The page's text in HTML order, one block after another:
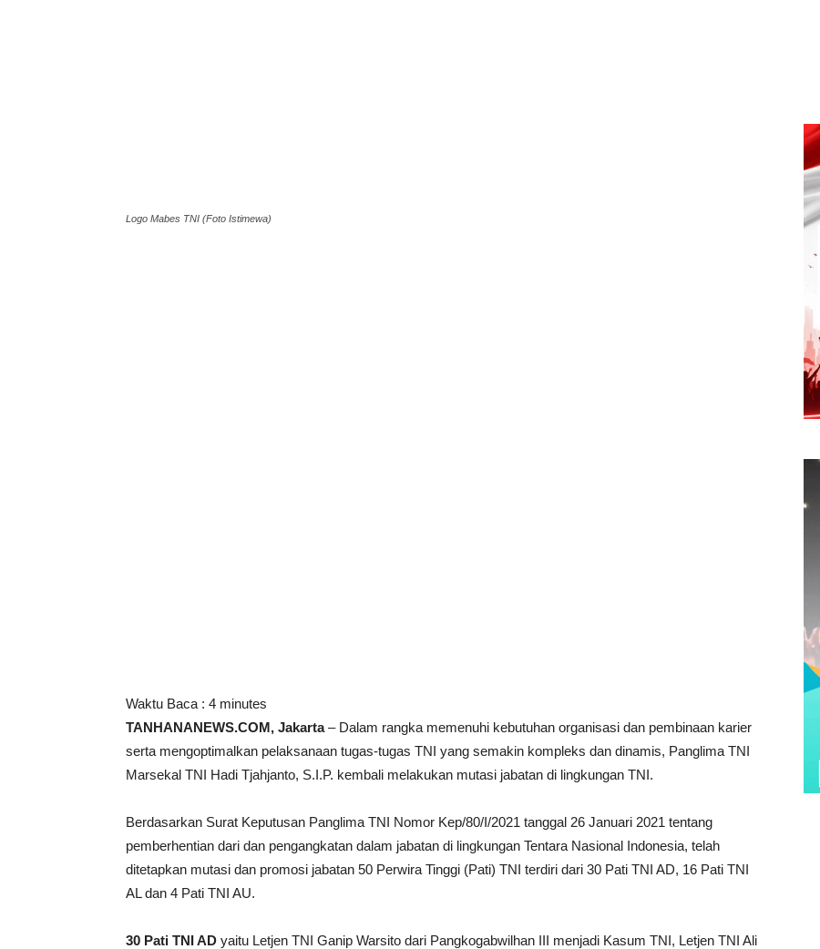
Logo Mabes TNI (Foto Istimewa)
Waktu Baca : 4 minutes
TANHANANEWS.COM, Jakarta– Dalam rangka memenuhi kebutuhan organisasi dan pembinaan karier
serta mengoptimalkan pelaksanaan tugas-tugas TNI yang semakin kompleks dan dinamis, Panglima TNI
Marsekal TNI Hadi Tjahjanto, S.I.P. kembali melakukan mutasi jabatan di lingkungan TNI.
Berdasarkan Surat Keputusan Panglima TNI Nomor Kep/80/I/2021 tanggal 26 Januari 2021 tentang
pemberhentian dari dan pengangkatan dalam jabatan di lingkungan Tentara Nasional Indonesia, telah
ditetapkan mutasi dan promosi jabatan 50 Perwira Tinggi (Pati) TNI terdiri dari 30 Pati TNI AD, 16 Pati TNI
AL dan 4 Pati TNI AU.
30 Pati TNI AD yaitu Letjen TNI Ganip Warsito dari Pangkogabwilhan III menjadi Kasum TNI, Letjen TNI Ali